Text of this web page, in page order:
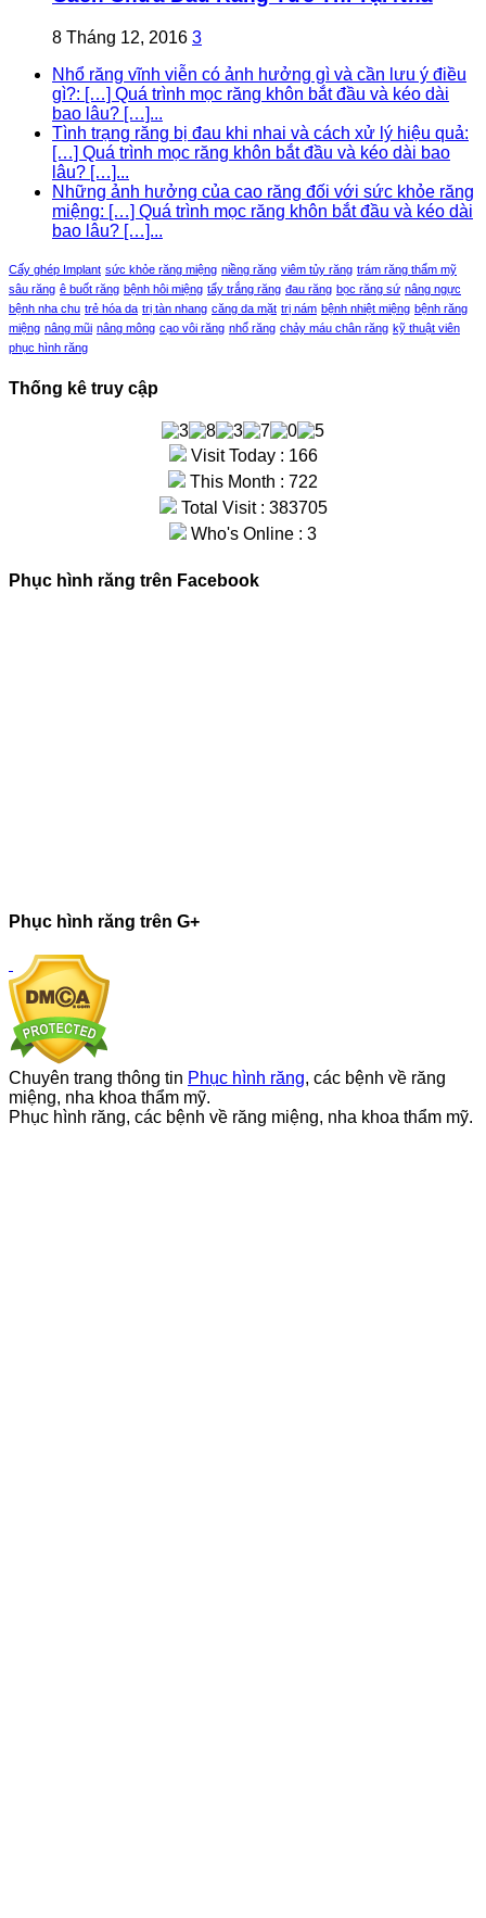
8 Tháng 12, 2016 3
Nhổ răng vĩnh viễn có ảnh hưởng gì và cần lưu ý điều
gì?: […] Quá trình mọc răng khôn bắt đầu và kéo dài
bao lâu? […]...
Tình trạng răng bị đau khi nhai và cách xử lý hiệu quả:
[…] Quá trình mọc răng khôn bắt đầu và kéo dài bao
lâu? […]...
Những ảnh hưởng của cao răng đối với sức khỏe răng
miệng: […] Quá trình mọc răng khôn bắt đầu và kéo dài
bao lâu? […]...
Cấy ghép Implant sức khỏe răng miệng niềng răng viêm tủy răng trám răng thẩm mỹ
sâu răng ê buốt răng bệnh hôi miệng tẩy trắng răng đau răng bọc răng sứ nâng ngực
bệnh nha chu trẻ hóa da trị tàn nhang căng da mặt trị nám bệnh nhiệt miệng bệnh răng
miệng nâng mũi nâng mông cạo vôi răng nhổ răng chảy máu chân răng kỹ thuật viên
phục hình răng
Thống kê truy cập
Visit Today : 166
This Month : 722
Total Visit : 383705
Who's Online : 3
Phục hình răng trên Facebook
Phục hình răng trên G+
Chuyên trang thông tin Phục hình răng, các bệnh về răng
miệng, nha khoa thẩm mỹ.
Phục hình răng, các bệnh về răng miệng, nha khoa thẩm mỹ.